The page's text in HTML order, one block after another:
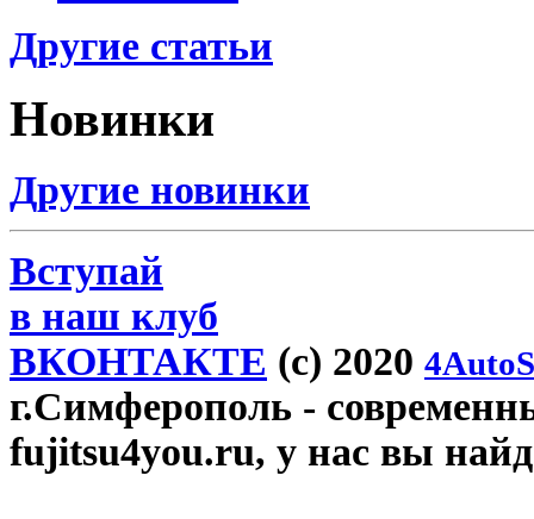
Другие статьи
Новинки
Другие новинки
Вступай
в наш клуб
ВКОНТАКТЕ (c) 2020
г.Симферополь -
fujitsu4you.ru, у нас вы